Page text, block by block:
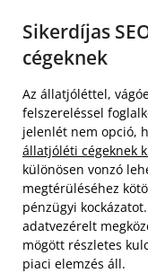
Sikerdíjas
cégeknek
Az állatjóléttel,
felszereléssel
jelenlét nem opció,
állatjóléti cégeknek
különösen vonzó
megtérüléséhez
pénzügyi
adatvezérelt
mögött részletes
piaci elemzés áll.